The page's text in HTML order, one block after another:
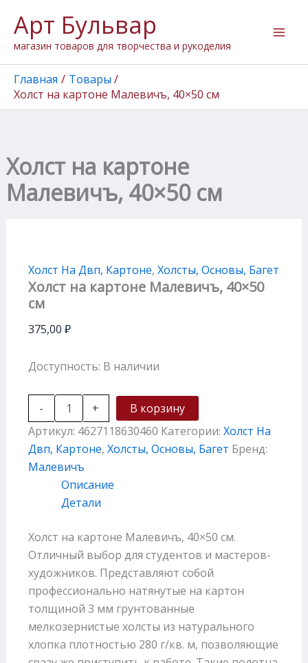
содержимому
Арт Бульвар
магазин товаров для творчества и рукоделия
Главная
Товары
Холст на картоне Малевичъ, 40×50 см
Холст на картоне
Малевичъ, 40×50 см
Холст На Двп, Картоне, Холсты, Основы, Багет
Холст на картоне Малевичъ, 40×50
см
375,00 ₽
Доступность: В наличии
-
товара
Холст
на
картоне
Малевичъ,
см
+
В корзину
Артикул: 4627118630460 Категории: Холст На
Двп, Картоне, Холсты, Основы, Багет Бренд:
Малевичъ
Описание
Детали
Холст на картоне Малевичъ, 40×50 см.
Отличный выбор для студентов и мастеров-
художников. Представляют собой
профессионально натянутые на картон
толщиной 3 мм грунтованные
мелкозернистые холсты из натурального
хлопка плотностью 280 г/кв. м, позволяющие